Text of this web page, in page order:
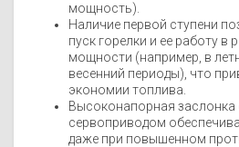
мощность).
Наличие первой ступени
пуск горелки и ее работу
мощности (например, в
весенний периоды), что
экономии топлива.
Высоконапорная заслонка
сервоприводом
даже при повышенном